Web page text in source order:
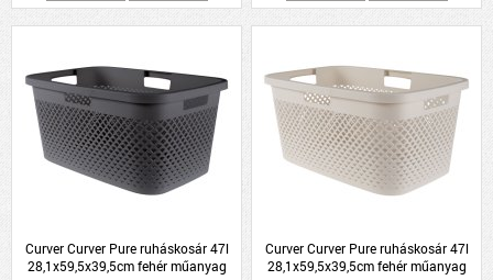
Curver Curver Pure ruháskosár 47l
28,1x59,5x39,5cm fehér műanyag
Curver Curver Pure ruháskosár 47l
28,1x59,5x39,5cm fehér műanyag